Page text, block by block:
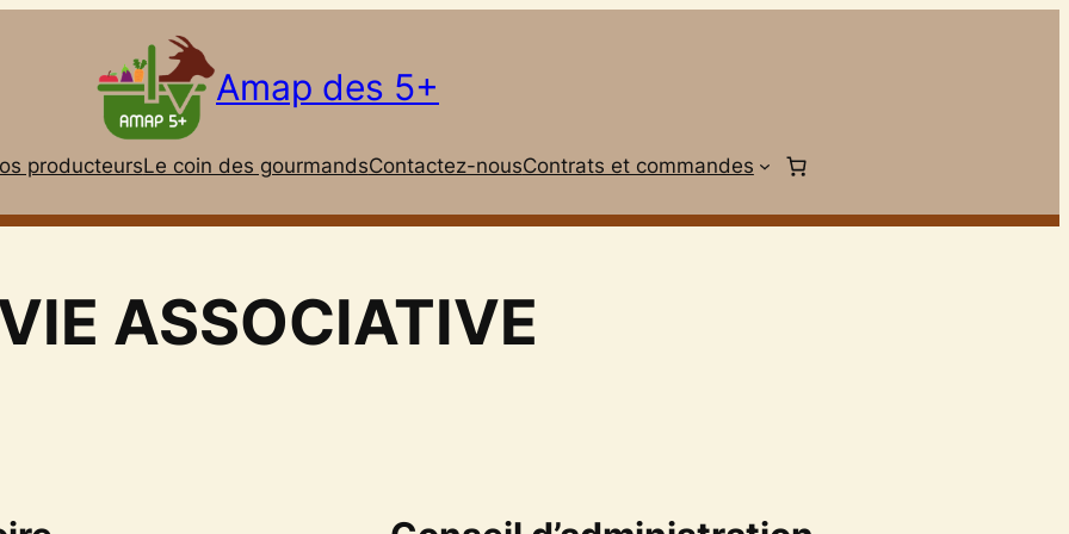
Amap des 5+
producteursLe coin des gourmandsContactez-nousContrats et commandes
ASSOCIATIVE